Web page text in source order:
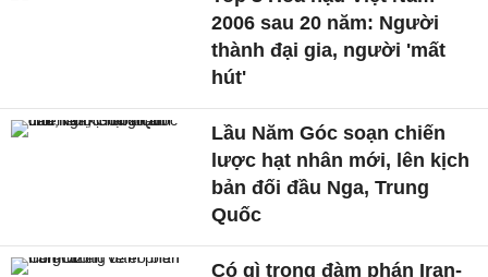
2006 sau 20 năm: Người
thành đại gia, người 'mất
hút'
Lầu Năm Góc soạn chiến
lược hạt nhân mới, lên kịch
bản đối đầu Nga, Trung
Quốc
Có gì trong đàm phán Iran-